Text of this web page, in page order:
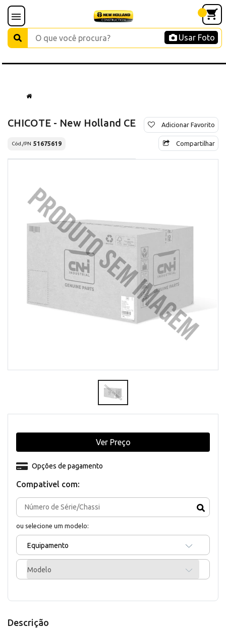
Usar Foto
CHICOTE - New Holland CE
Cód./PN 51675619
Adicionar Favorito
Compartilhar
Compativel com:
ou selecione um modelo:
Equipamento
Modelo
Opções de pagamento
Ver Preço
Descrição